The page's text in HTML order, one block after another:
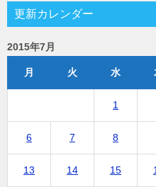
更新カレンダー
2015年7月
月 火 水
1
6 7 8
13 14 15